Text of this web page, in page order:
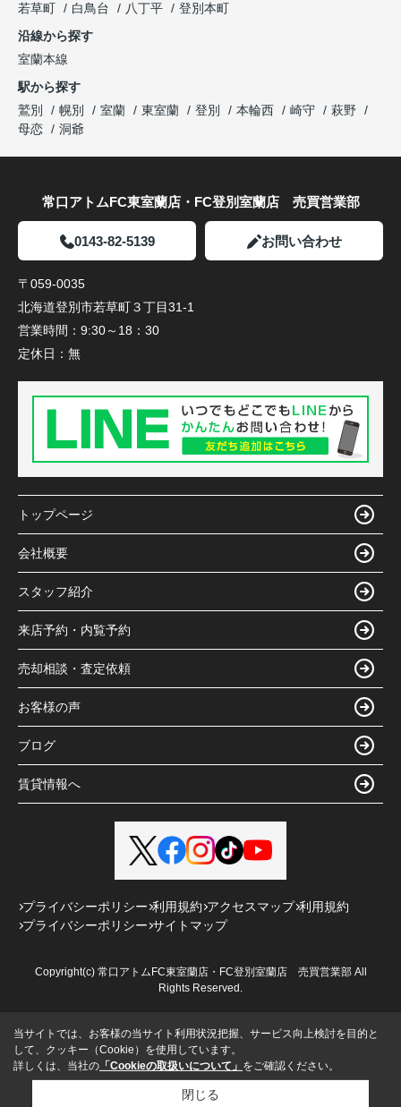
若草町
白鳥台 八丁平
登別本町
沿線から探す
室蘭本線
駅から探す
鷲別
幌別 室蘭 東室蘭 登別 本輪西 崎守
萩野
母恋
洞爺
常口アトムFC東室蘭店・FC登別室蘭店 売買営業部
0143-82-5139 お問い合わせ
〒059-0035
北海道登別市若草町３丁目31-1
営業時間： 9:30～18：30
定休日： 無
トップページ
会社概要
スタッフ紹介
来店予約・内覧予約
売却相談・査定依頼
お客様の声
ブログ
賃貸情報へ
プライバシーポリシー 利用規約 アクセスマップ 利用規約
プライバシーポリシー サイトマップ
Copyright(c) 常口アトムFC東室蘭店・FC登別室蘭店 売買営業部 All
Rights Reserved.
当サイトでは、お客様の当サイト利用状況把握、サービス向上検討を目的と
して、クッキー（Cookie）を使用しています。
詳しくは、当社の 「Cookieの取扱いについて」 をご確認ください。
閉じる